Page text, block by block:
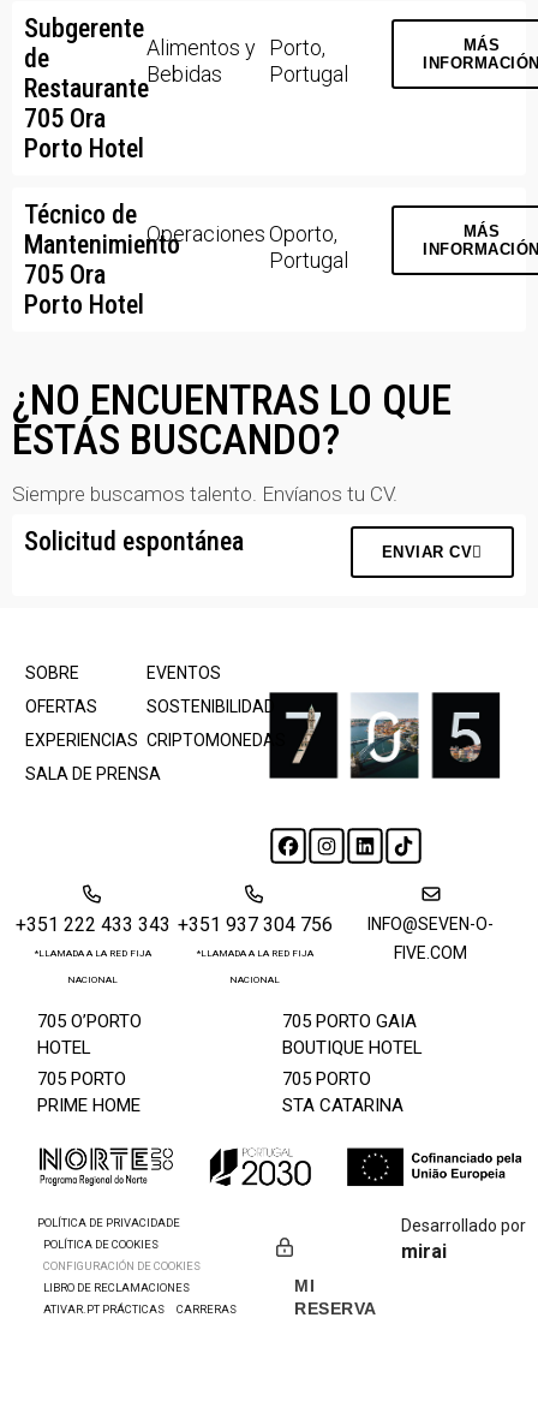
Subgerente
de
Restaurante
705 Ora
Porto Hotel
Alimentos y
Bebidas
Porto,
Portugal
MÁS
Técnico de
Mantenimiento
705 Ora
Porto Hotel
OperacionesOporto,
Portugal
MÁS
¿NO ENCUENTRAS LO QUE
ESTÁS BUSCANDO?
Siempre buscamos talento. Envíanos tu CV.
Solicitud espontánea ENVIAR CV
SOBRE
EVENTOS
OFERTAS
SOSTENIBILIDAD
EXPERIENCIAS CRIPTOMONEDAS
SALA DE PRENSA
+351 222 433 343
*LLAMADA A LA RED FIJA
NACIONAL
+351 937 304 756
*LLAMADA A LA RED FIJA
NACIONAL
INFO@SEVEN-O-
FIVE.COM
705 O’PORTO
HOTEL
705 PORTO GAIA
BOUTIQUE HOTEL
705 PORTO
PRIME HOME
705 PORTO
STA CATARINA
POLÍTICA DE PRIVACIDADE
POLÍTICA DE COOKIES
CONFIGURACIÓN DE COOKIES
LIBRO DE RECLAMACIONES
ATIVAR.PT PRÁCTICAS
CARRERAS
MI
RESERVA
Desarrollado por
mirai